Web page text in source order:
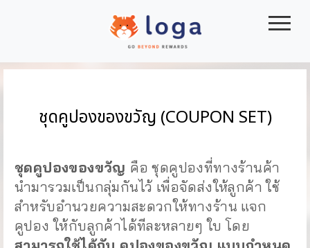
|||
ชุดคูปองของขวัญ (COUPON SET)
ชุดคูปองของขวัญ คือ ชุดคูปองที่ทางร้านค้า
นำมารวมเป็นกลุ่มกันไว้ เพื่อจัดส่งให้ลูกค้า ใช้
สำหรับอำนวยความสะดวกให้ทางร้าน แจก
คูปอง ให้กับลูกค้าได้ทีละหลายๆ ใบ โดย